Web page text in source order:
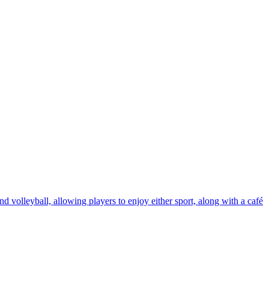
volleyball, allowing players to enjoy either sport, along with a café